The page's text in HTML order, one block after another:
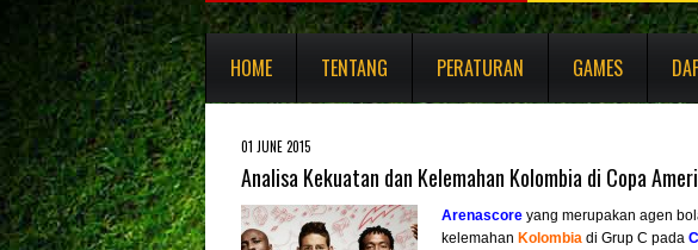
HOME TENTANG PERATURAN GAMES
01 JUNE 2015
Analisa Kekuatan dan Kelemahan Kolombia di Copa
Arenascore yang merupakan agen
kelemahan Kolombia di Grup C pada